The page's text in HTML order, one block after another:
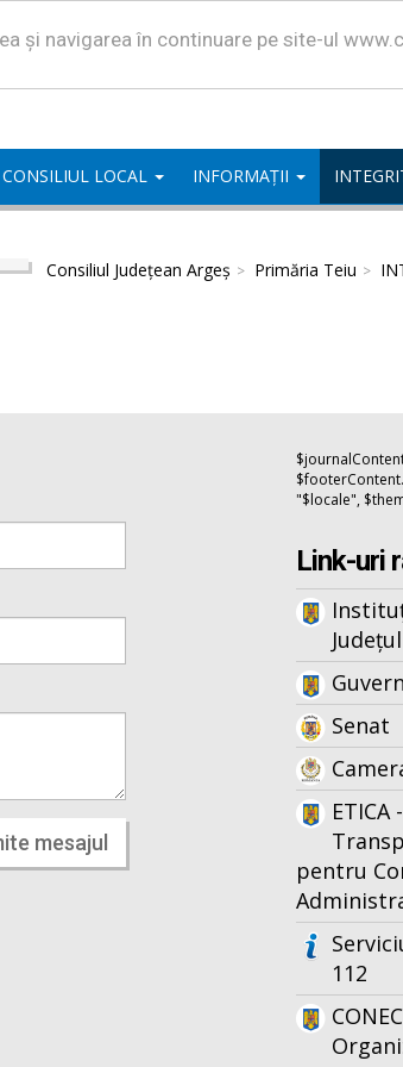
și navigarea în continuare pe site-ul
CONSILIUL LOCAL INFORMAȚII
Consiliul Județean Argeș Primăria Teiu
mesajul
"$locale",
Link-uri
Senat
ETICA
pentru
112